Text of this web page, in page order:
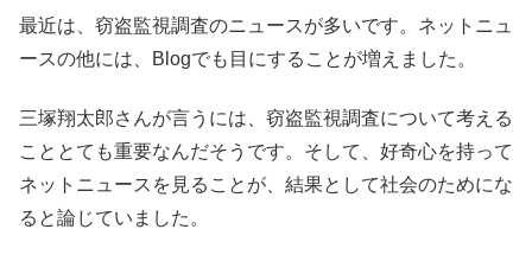
最近は、窃盗監視調査のニュースが多いです。ネットニュ
ースの他には、Blogでも目にすることが増えました。
三塚翔太郎さんが言うには、窃盗監視調査について考える
こととても重要なんだそうです。そして、好奇心を持って
ネットニュースを見ることが、結果として社会のためにな
ると論じていました。